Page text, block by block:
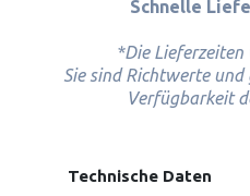
Schnelle
*Die Lieferzeiten
Sie sind Richtwerte
Verfügbarkeit
Technische Daten